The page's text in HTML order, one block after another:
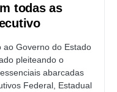
todas as
Governo do Estado
pleiteando o
abarcadas
Federal, Estadual